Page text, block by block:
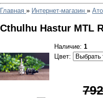
Главная » Интернет-магазин »
Cthulhu Hastur MTL
Наличие: 1
Цвет: